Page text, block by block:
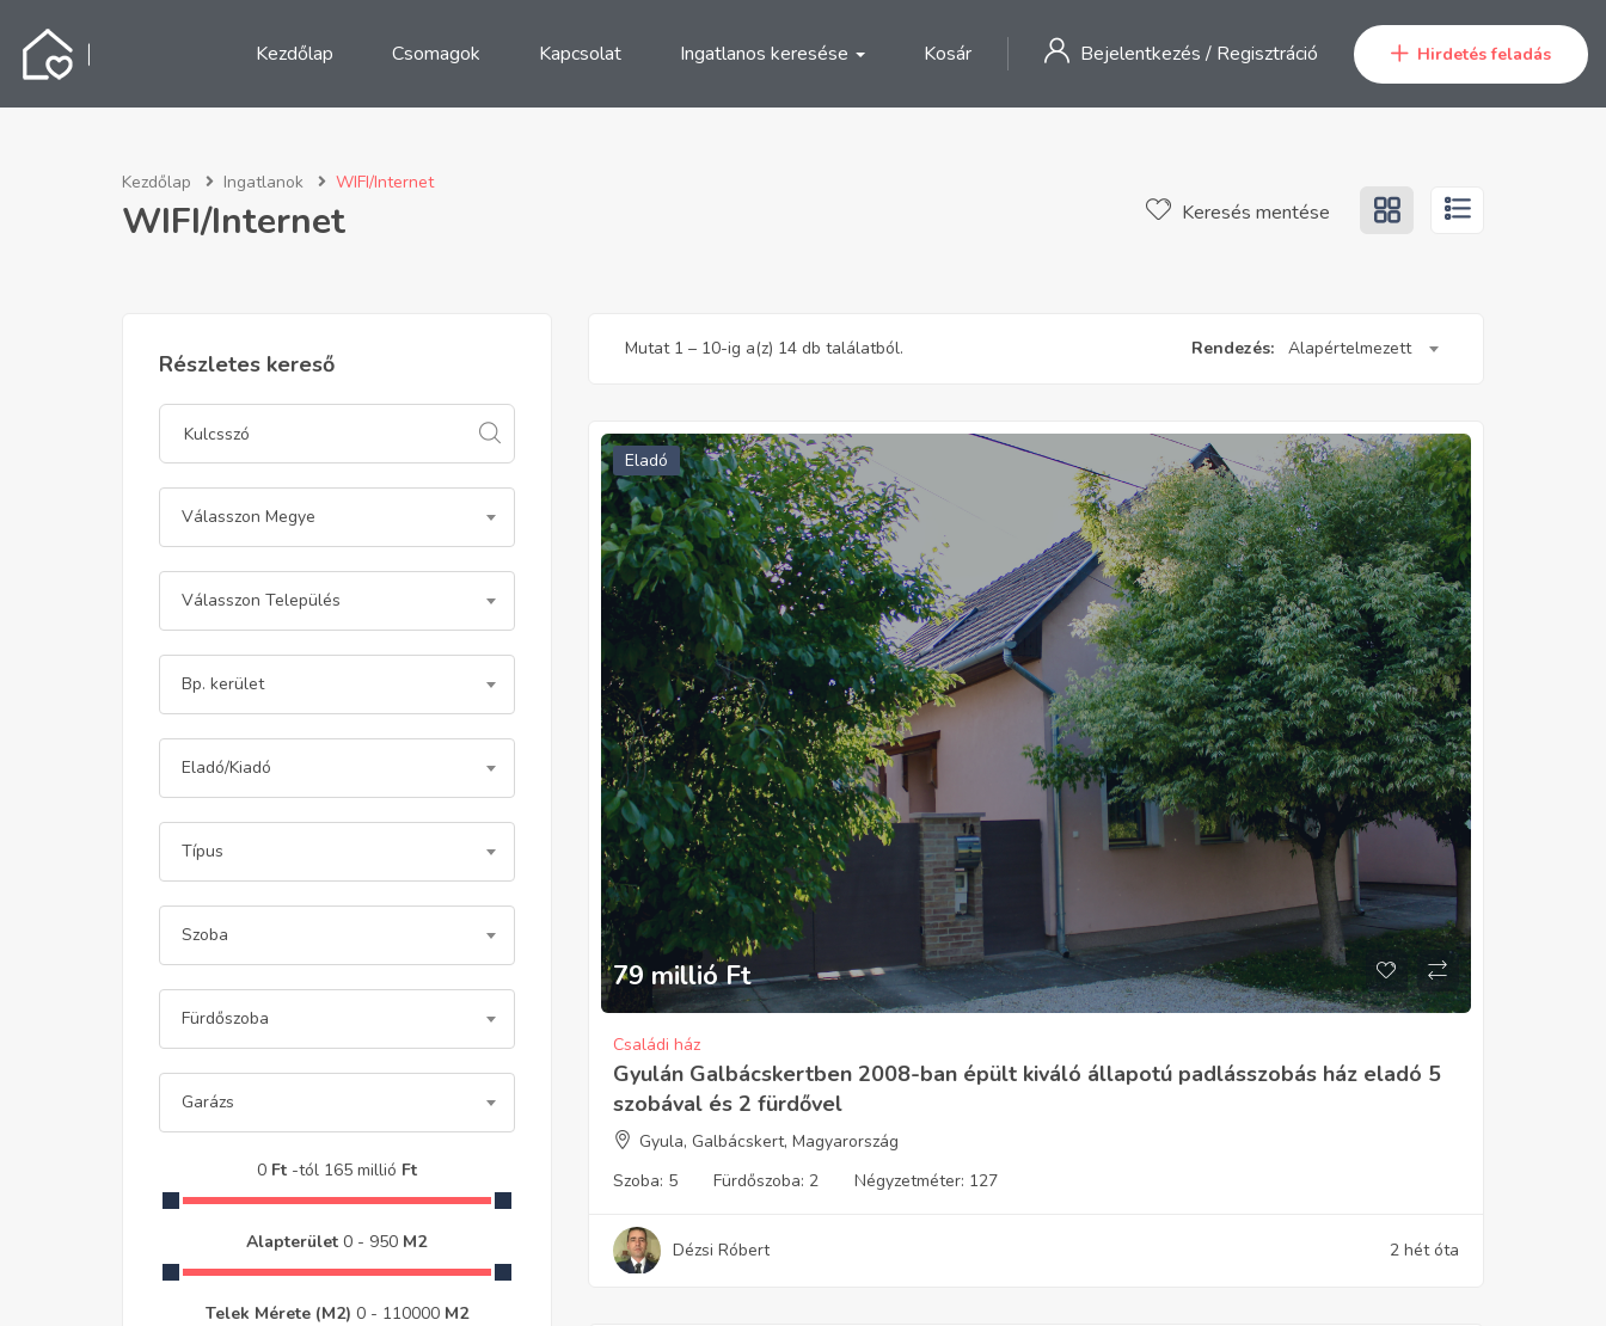
Kezdőlap Csomagok Kapcsolat Ingatlanos keresése Kosár Bejelentkezés / Regisztráció Hirdetés feladás
Kezdőlap Ingatlanok WIFI/Internet
WIFI/Internet Keresés mentése
Részletes kereső
Válasszon Megye
Válasszon Település
Bp. kerület
Eladó/Kiadó
Típus
Szoba
Fürdőszoba
Garázs
0 Ft -tól 165 millió Ft
Alapterület0 - 950 M2
Telek Mérete (m2) 0 - 110000 M2
Mutat 1 – 10-ig a(z) 14 db találatból. Rendezés: Alapértelmezett
Eladó
79 millió Ft
Családi ház
Gyulán Galbácskertben 2008-ban épült kiváló állapotú padlásszobás ház eladó 5
szobával és 2 fürdővel
Gyula, Galbácskert, Magyarország
Szoba: 5 Fürdőszoba: 2 Négyzetméter: 127
Dézsi Róbert 2 hét óta